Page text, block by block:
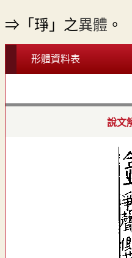
⇒「琤」之異體 。
形體資料表
說文